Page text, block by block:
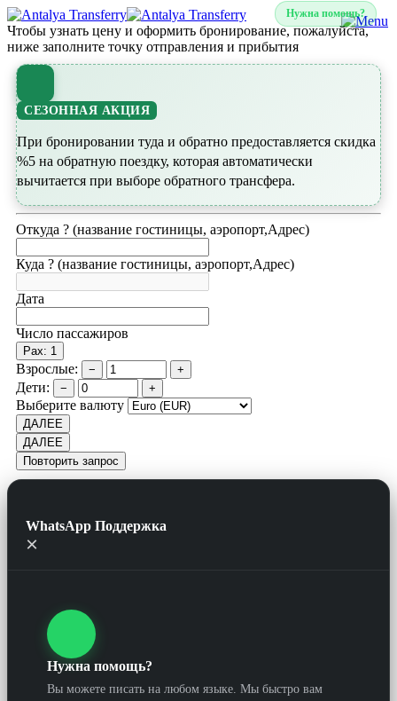
Нужна помощь?
Чтобы узнать цену и оформить бронирование, пожалуйста,
ниже заполните точку отправления и прибытия
СЕЗОННАЯ АКЦИЯ
При бронировании туда и обратно предоставляется скидка
%5 на обратную поездку, которая автоматически
вычитается при выборе обратного трансфера.
Откуда ? (название гостиницы, аэропорт,Адрес)
Куда ? (название гостиницы, аэропорт,Адрес)
Дата
Число пассажиров
Pax: 1
Взрослые: − +
Дети: − +
Выберите валюту
ДАЛЕЕ
ДАЛЕЕ
Повторить запрос
WhatsApp Поддержка
×
Нужна помощь?
Вы можете писать на любом языке. Мы быстро вам